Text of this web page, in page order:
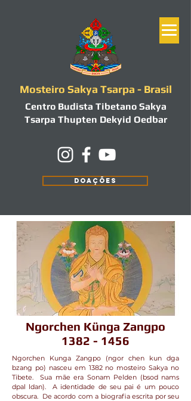
Mosteiro Sakya Tsarpa - Brasil
DOAÇÕES
Centro Budista Tibetano Sakya
Tsarpa Thupten Dekyid Oedbar
Ngorchen Künga Zangpo
1382 - 1456
Ngorchen Kunga Zangpo (ngor chen kun dga
bzang po) nasceu em 1382 no mosteiro Sakya no
Tibete. Sua mãe era Sonam Pelden (bsod nams
dpal ldan). A identidade de seu pai é um pouco
obscura. De acordo com a biografia escrita por seu